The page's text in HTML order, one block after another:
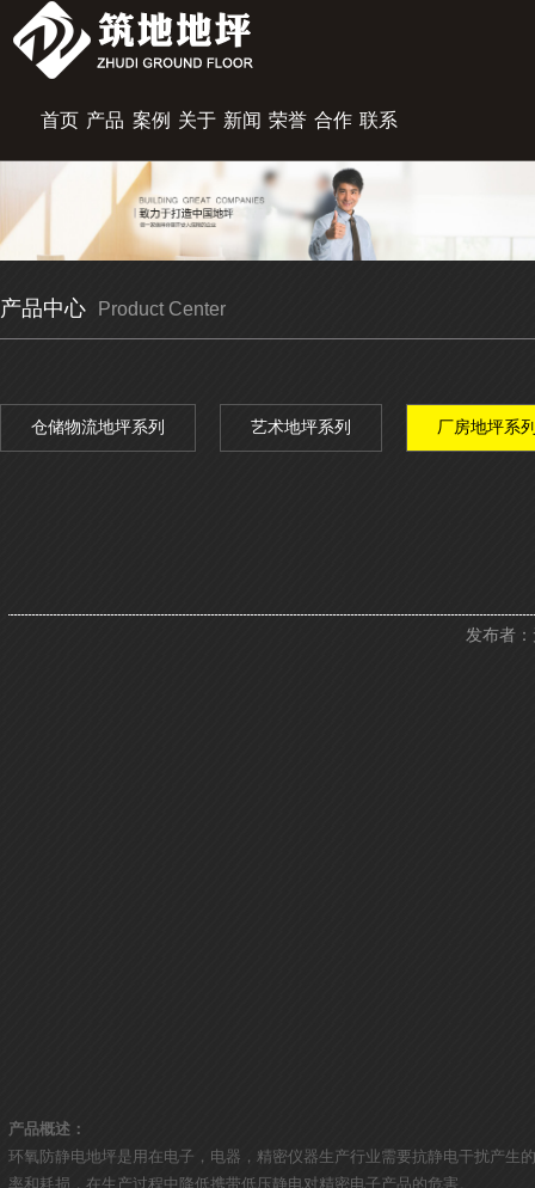
首页 产品
展示
案例
中心
关于
筑地
新闻
资讯
荣誉 合作
伙伴
联系
我们
产品中心 Product Center
仓储物流地坪系列 艺术地坪系列 厂房地坪系
发布者
产品概述：
环氧防静电地坪是用在电子，电器，精密仪器生产行业需要抗静电干扰产
率和耗损，在生产过程中降低携带低压静电对精密电子产品的危害。